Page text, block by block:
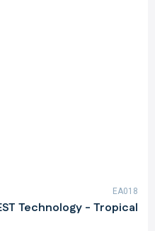
Technology - Tropical
EA018